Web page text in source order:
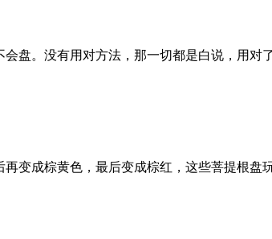
盘。没有用对方法，那一切都是白说，用对
变成棕黄色，最后变成棕红，这些菩提根盘